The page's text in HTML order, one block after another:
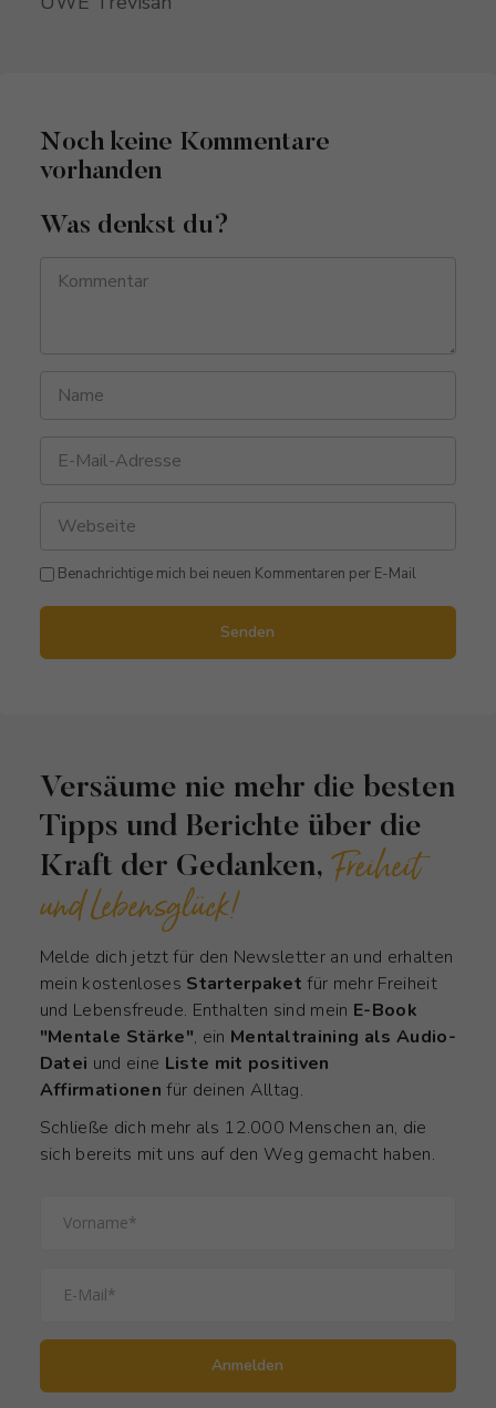
Noch keine Kommentare
vorhanden
Was denkst du?
Benachrichtige mich bei neuen Kommentaren per E-Mail
Senden
Versäume nie mehr die besten
Tipps und Berichte über die
Kraft der Gedanken, Freiheit
und Lebensglück!
Melde dich jetzt für den Newsletter an und erhalten
mein kostenloses Starterpaket für mehr Freiheit
und Lebensfreude. Enthalten sind mein E-Book
"Mentale Stärke", ein Mentaltraining als Audio-
Datei und eine Liste mit positiven
Affirmationen für deinen Alltag.
Schließe dich mehr als 12.000 Menschen an, die
sich bereits mit uns auf den Weg gemacht haben.
Anmelden